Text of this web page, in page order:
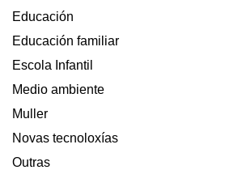
Educación
Educación familiar
Escola Infantil
Medio ambiente
Muller
Novas tecnoloxías
Outras